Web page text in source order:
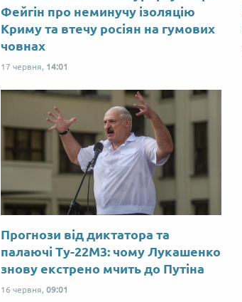
Фейгін про неминучу ізоляцію
Криму та втечу росіян на гумових
човнах
17 червня, 14:01
Прогнози від диктатора та
палаючі Ту-22М3: чому Лукашенко
знову екстрено мчить до Путіна
16 червня, 09:01